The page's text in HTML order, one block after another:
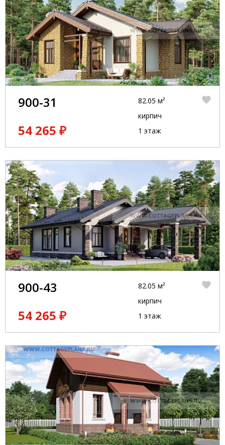
900-31
54 265 ₽
82.05 м²
кирпич
1 этаж
900-43
54 265 ₽
82.05 м²
кирпич
1 этаж